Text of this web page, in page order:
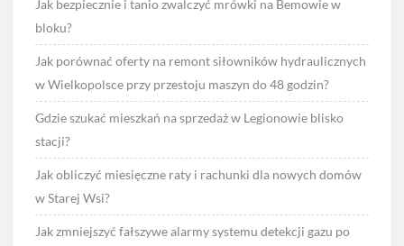
Jak bezpiecznie i tanio zwalczyć mrówki na Bemowie w
bloku?
Jak porównać oferty na remont siłowników hydraulicznych
w Wielkopolsce przy przestoju maszyn do 48 godzin?
Gdzie szukać mieszkań na sprzedaż w Legionowie blisko
stacji?
Jak obliczyć miesięczne raty i rachunki dla nowych domów
w Starej Wsi?
Jak zmniejszyć fałszywe alarmy systemu detekcji gazu po